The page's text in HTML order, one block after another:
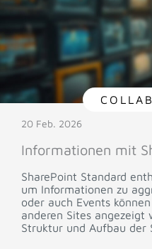
20 Feb. 2026
Informationen mit
SharePoint Standard
um Informationen zu
oder auch Events
anderen Sites angezeigt
Struktur und Aufbau der